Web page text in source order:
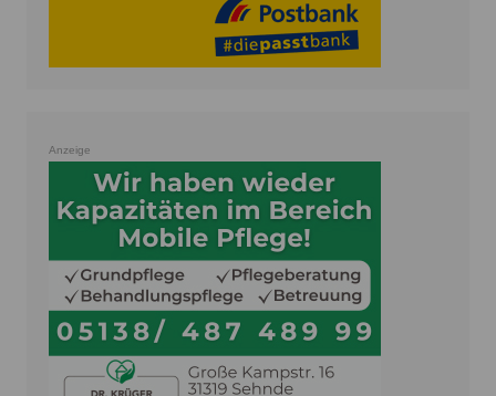
Anzeige